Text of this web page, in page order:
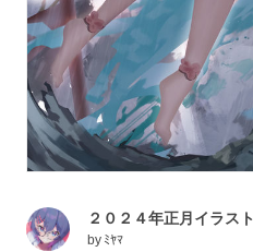
２０２４年正月イラスト
by ﾐﾔﾏ